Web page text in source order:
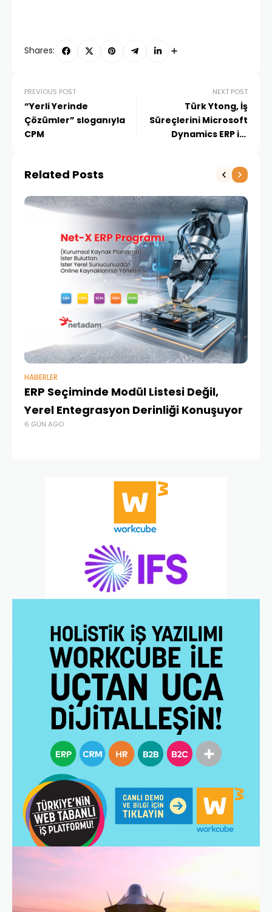
Shares:
PREVIOUS POST
“Yerli Yerinde
Çözümler” sloganıyla
CPM
NEXT POST
Türk Ytong, İş
Süreçlerini Microsoft
Dynamics ERP ile
Related Posts
HABERLER
ERP Seçiminde Modül Listesi Değil,
Yerel Entegrasyon Derinliği Konuşuyor
6 GÜN AGO